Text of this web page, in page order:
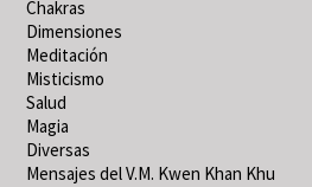
Chakras
Dimensiones
Meditación
Misticismo
Salud
Magia
Diversas
Mensajes del V.M. Kwen Khan Khu